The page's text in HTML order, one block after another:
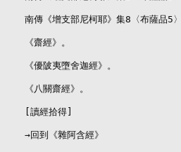
南傳《增支部尼柯耶》集8〈布薩品5
《齋經》。
《優陂夷墮舍迦經》。
《八關齋經》。
[讀經拾得]
→回到《雜阿含經》